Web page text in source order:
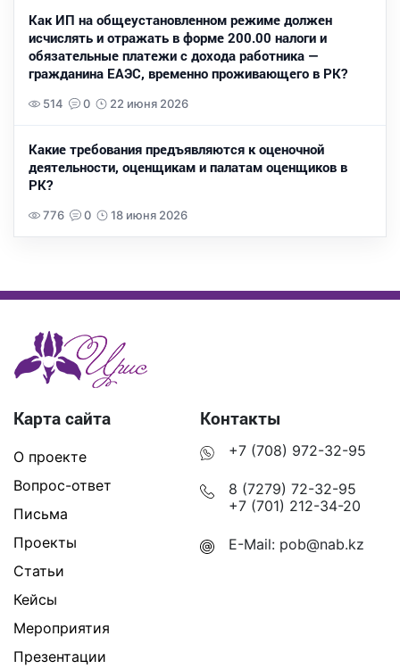
Как ИП на общеустановленном режиме должен
исчислять и отражать в форме 200.00 налоги и
обязательные платежи с дохода работника —
гражданина ЕАЭС, временно проживающего в РК?
514 0 22 июня 2026
Какие требования предъявляются к оценочной
деятельности, оценщикам и палатам оценщиков в
РК?
776 0 18 июня 2026
Карта сайта
О проекте
Вопрос-ответ
Письма
Проекты
Статьи
Кейсы
Мероприятия
Презентации
Контакты
+7 (708) 972-32-95
8 (7279) 72-32-95
+7 (701) 212-34-20
E-Mail: pob@nab.kz